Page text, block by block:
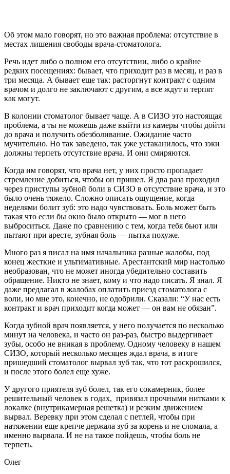
Об этом мало говорят, но это важная проблема: отсутствие в
местах лишения свободы врача-стоматолога.
Речь идет либо о полном его отсутствии, либо о крайне
редких посещениях: бывает, что приходит раз в месяц, и раз в
три месяца. А бывает еще так: расторгнут контракт с одним
врачом и долго не заключают с другим, а все ждут и терпят
как могут.
В колонии стоматолог бывает чаще. А в СИЗО это настоящая
проблема, а ты не можешь даже выйти из камеры чтобы дойти
до врача и получить обезболивание. Ожидание часто
мучительно. Но так заведено, так уже устаканилось, что зэки
должны терпеть отсутствие врача. И они смиряются.
Когда им говорят, что врача нет, у них просто пропадает
стремление добиться, чтобы он пришел. Я два раза проходил
через приступы зубной боли в СИЗО в отсутствие врача, и это
было очень тяжело. Сложно описать ощущение, когда
неделями болит зуб: это надо чувствовать. Боль может быть
такая что если бы окно было открыто — мог в него
выброситься. Даже по сравнению с тем, когда тебя бьют или
пытают при аресте, зубная боль — пытка похуже.
Много раз я писал на имя начальника разные жалобы, под
конец жесткие и ультимативные. Арестантский мир настолько
необразован, что не может иногда убедительно составить
обращение. Никто не знает, кому и что надо писать. Я знал. Я
даже предлагал в жалобах оплатить приезд стоматолога с
воли, но мне это, конечно, не одобрили. Сказали: “У нас есть
контракт и врач приходит когда может — он вам не обязан”.
Когда зубной врач появляется, у него получается по несколько
минут на человека, и часто он раз-раз, быстро выдергивает
зубы, особо не вникая в проблему. Одному человеку в нашем
СИЗО, который несколько месяцев ждал врача, в итоге
пришедший стоматолог вырвал зуб так, что тот раскрошился,
и после этого болел еще хуже.
У другого приятеля зуб болел, так его сокамерник, более
решительный человек в годах, привязал прочными нитками к
локалке (внутрикамерная решетка) и резким движением
вырвал. Веревку при этом сделал с петлей, чтобы при
натяжении еще крепче держала зуб за корень и не сломала, а
именно вырвала. И не на такое пойдешь, чтобы боль не
терпеть.
Олег